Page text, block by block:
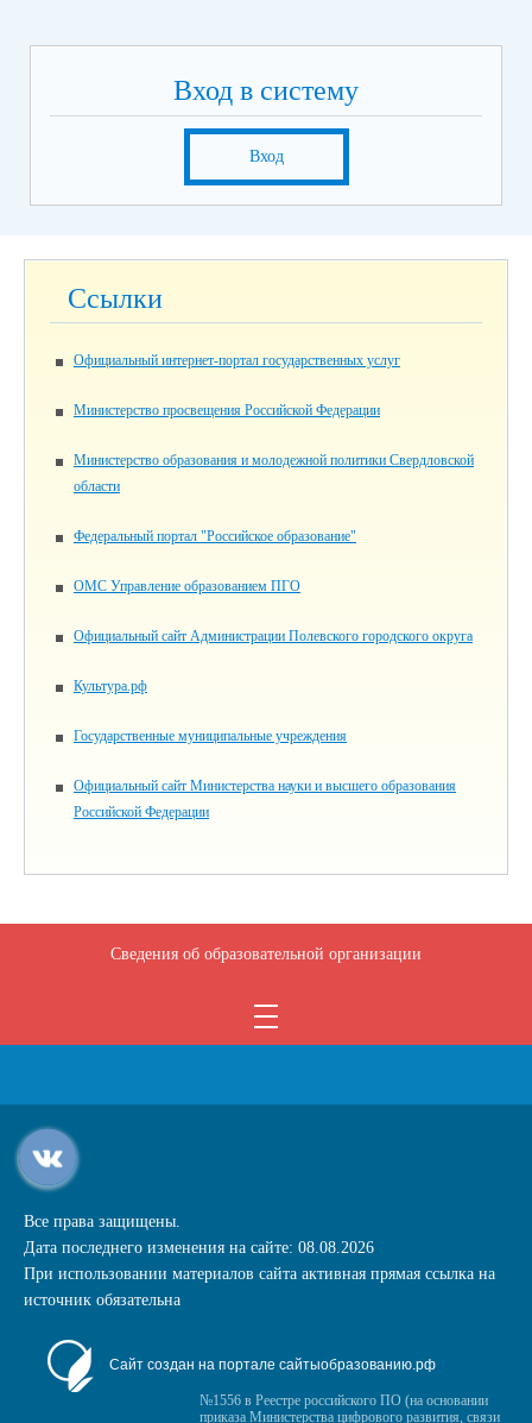
Вход в систему
Вход
Ссылки
Официальный интернет-портал государственных услуг
Министерство просвещения Российской Федерации
Министерство образования и молодежной политики Свердловской
области
Федеральный портал "Российское образование"
ОМС Управление образованием ПГО
Официальный сайт Администрации Полевского городского округа
Культура.рф
Государственные муниципальные учреждения
Официальный сайт Министерства науки и высшего образования
Российской Федерации
Сведения об образовательной организации
Все права защищены.
Дата последнего изменения на сайте: 08.08.2026
При использовании материалов сайта активная прямая ссылка на
источник обязательна
Сайт создан на портале сайтыобразованию.рф
№1556 в Реестре российского ПО (на основании
приказа Министерства цифрового развития, связи